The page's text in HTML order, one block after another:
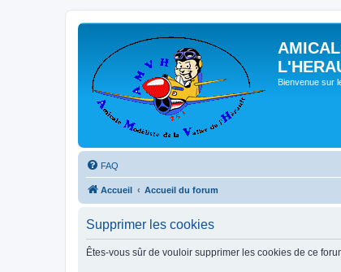
Bienvenue sur
FAQ
Accueil Accueil du forum
Supprimer les cookies
Êtes-vous sûr de vouloir supprimer les cookies de ce